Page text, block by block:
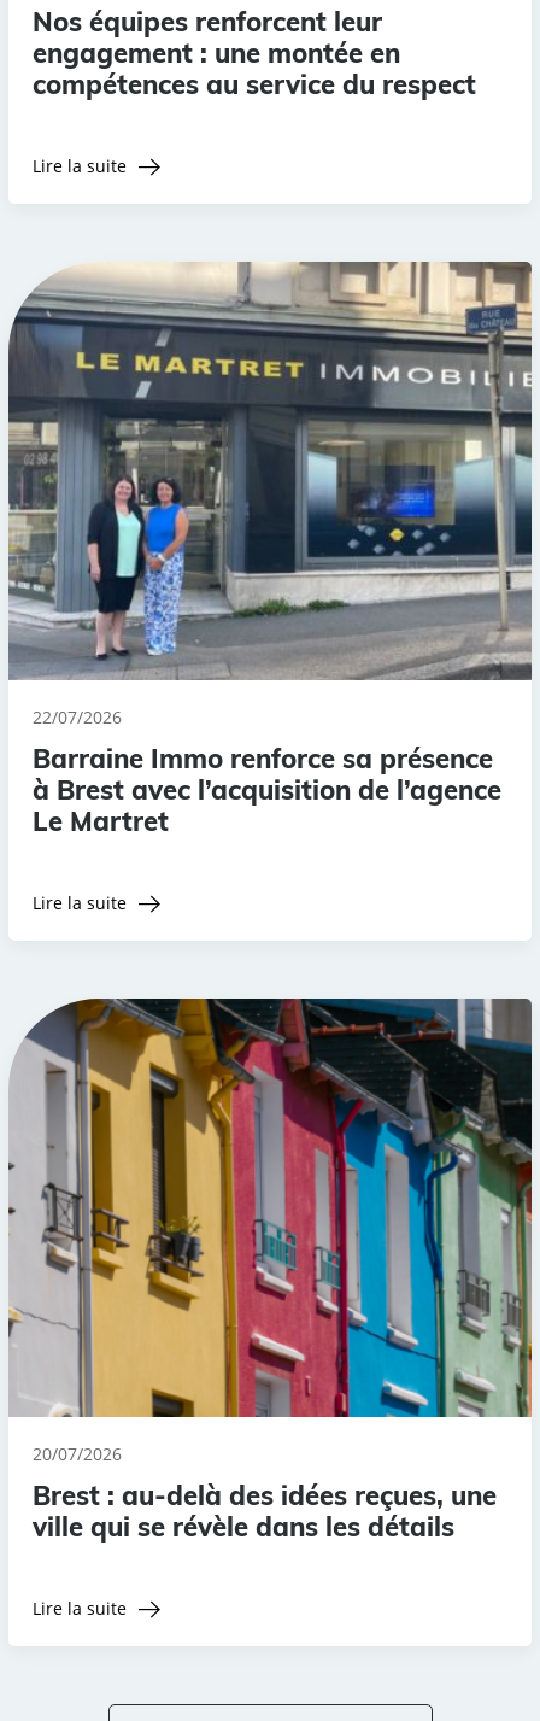
Nos équipes renforcent leur
engagement : une montée en
compétences au service du respect
Lire la suite
22/07/2026
Barraine Immo renforce sa présence
à Brest avec l’acquisition de l’agence
Le Martret
Lire la suite
20/07/2026
Brest : au-delà des idées reçues, une
ville qui se révèle dans les détails
Lire la suite